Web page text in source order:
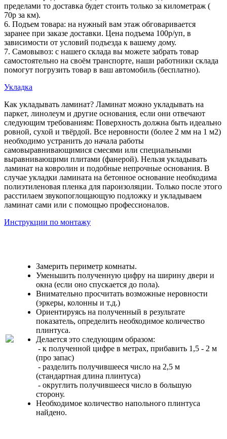
пределами то доставка будет стоить только за километраж (
70р за км).
6. Подъем товара: на нужный вам этаж обговаривается
заранее при заказе доставки. Цена подъема 100р/уп, в
зависимости от условий подъезда к вашему дому.
7. Самовывоз: с нашего склада вы можете забрать товар
самостоятельно на своём транспорте, наши работники склада
помогут погрузить товар в ваш автомобиль (бесплатно).
Укладка
Как укладывать ламинат? Ламинат можно укладывать на
паркет, линолеум и другие основания, если они отвечают
следующим требованиям: Поверхность должна быть идеально
ровной, сухой и твёрдой. Все неровности (более 2 мм на 1 м2)
необходимо устранить до начала работы
самовыравнивающимися смесями или специальными
выравнивающими плитами (фанерой). Нельзя укладывать
ламинат на ковролин и подобные непрочные основания. В
случае укладки ламината на бетонное основание необходима
полиэтиленовая пленка для пароизоляции. Только после этого
расстилаем звукопоглощающую подложку и укладываем
ламинат сами или с помощью профессионалов.
Инструкции по монтажу
Замерить периметр комнаты.
Уменьшить полученную цифру на ширину двери и
окна (если оно спускается до пола).
Внимательно просчитать возможные неровности
(эркеры, колонны и т.д.)
Ориентируясь на полученный в результате
показатель, определить необходимое количество
плинтуса.
Делается это следующим образом:
- к полученной цифре в метрах, прибавить 1,5 - 2 м
(про запас)
- разделить получившееся число на 2,5 м
(стандартная длина плинтуса)
- округлить получившееся число в большую
сторону.
Необходимое количество напольного плинтуса
найдено.